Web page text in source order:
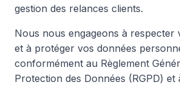
gestion des relances clients.
Nous nous engageons à respecter
et à protéger vos données
conformément au Règlement
Protection des Données (RGPD) et